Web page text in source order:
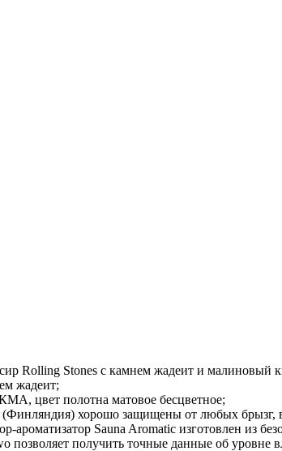
Rolling Stones с камнем жадеит и малиновый
жадеит;
цвет полотна матовое бесцветное;
хорошо защищены от любых брызг,
ароматизатор Sauna Aromatic изготовлен из
позволяет получить точные данные об уровне